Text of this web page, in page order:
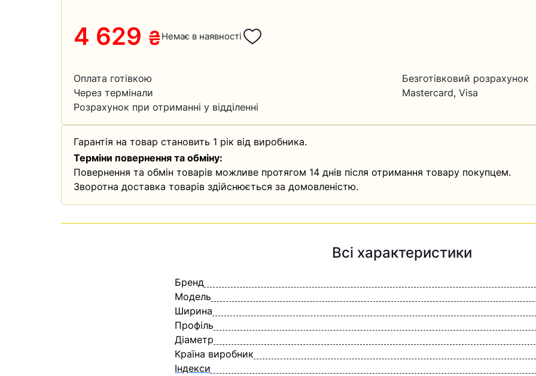
4 629 ₴Немає в наявності
Оплата готівкою
Безготівковий розрахунок
Через термінали
Mastercard, Visa
Розрахунок при отриманні у відділенні
Гарантія на товар становить 1 рік від виробника.
Терміни повернення та обміну:
Повернення та обмін товарів можливе протягом 14 днів після отримання товару покупцем.
Зворотна доставка товарів здійснюється за домовленістю.
Всі характеристики
Бренд
Модель
Ширина
Профіль
Діаметр
Країна виробник
Індекси